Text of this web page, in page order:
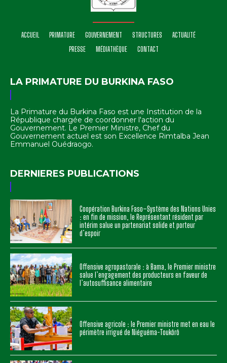
ACCUEIL PRIMATURE GOUVERNEMENT STRUCTURES
ACTUALITÉ
PRESSE
MÉDIATHÈQUE CONTACT
LA PRIMATURE DU BURKINA FASO
La Primature du Burkina Faso est une Institution de la
République chargée de coordonner l'action du
Gouvernement. Le Premier Ministre, Chef du
Gouvernement actuel est son Excellence Rimtalba Jean
Emmanuel Ouédraogo.
DERNIERES PUBLICATIONS
Coopération Burkina Faso–Système des Nations Unies
: en fin de mission, le Représentant résident par
intérim salue un partenariat solide et porteur
d’espoir
Offensive agropastorale : à Bama, le Premier ministre
salue l’engagement des producteurs en faveur de
l’autosuffisance alimentaire
Offensive agricole : le Premier ministre met en eau le
périmètre irrigué de Niéguéma-Toukôrô